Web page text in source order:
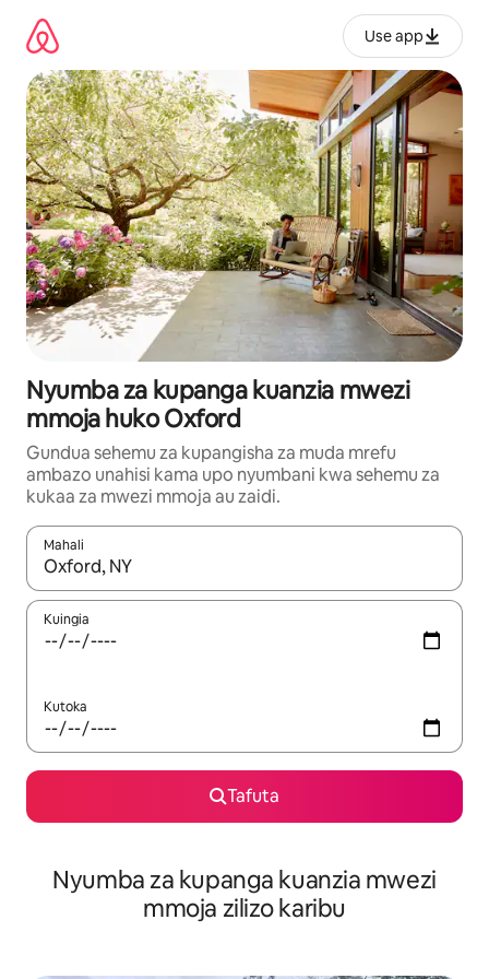
kwenda
kwenye
maudhui
Use app
Nyumba za kupanga kuanzia mwezi
mmoja huko Oxford
Gundua sehemu za kupangisha za muda mrefu
ambazo unahisi kama upo nyumbani kwa sehemu za
kukaa za mwezi mmoja au zaidi.
Mahali
Wakati matokeo yanapatikana, vinjari kwa kutumia vitufe vya
Kuingia
Kutoka
Tafuta
Nyumba za kupanga kuanzia mwezi
mmoja zilizo karibu